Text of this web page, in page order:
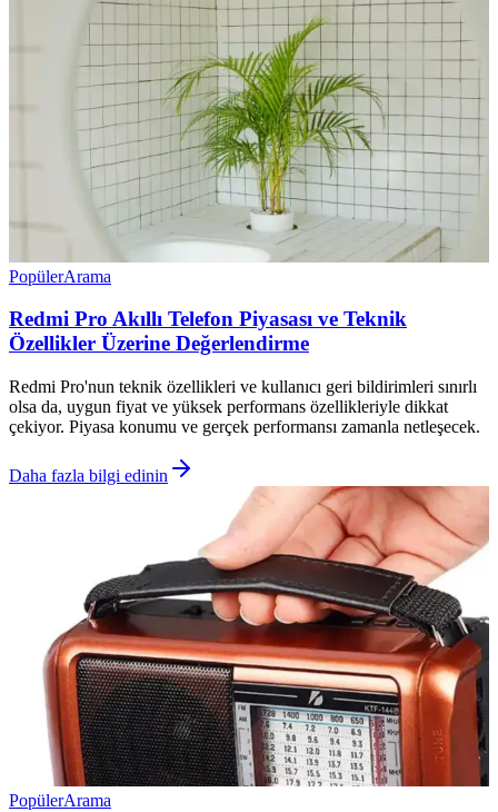
PopülerArama
Redmi Pro Akıllı Telefon Piyasası ve Teknik
Özellikler Üzerine Değerlendirme
Redmi Pro'nun teknik özellikleri ve kullanıcı geri bildirimleri sınırlı
olsa da, uygun fiyat ve yüksek performans özellikleriyle dikkat
çekiyor. Piyasa konumu ve gerçek performansı zamanla netleşecek.
Daha fazla bilgi edinin
PopülerArama